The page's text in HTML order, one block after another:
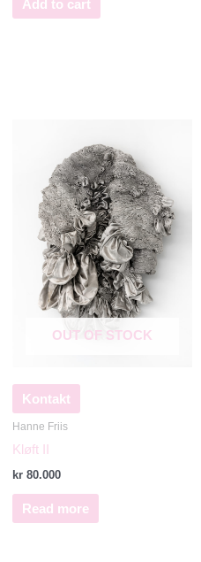
Add to cart
OUT OF STOCK
Kontakt
Hanne Friis
Kløft II
kr 80.000
Read more